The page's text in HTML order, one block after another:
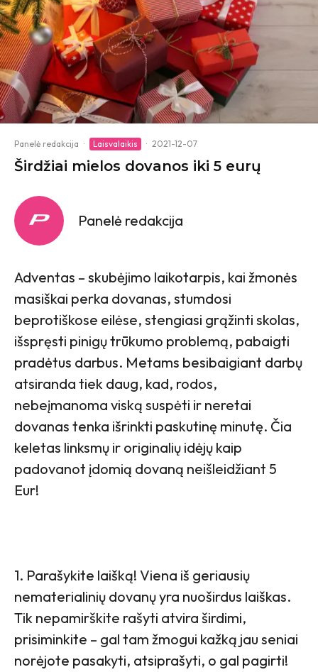
Panelė redakcija · Laisvalaikis · 2021-12-07
Širdžiai mielos dovanos iki 5 eurų
Panelė redakcija
Adventas – skubėjimo laikotarpis, kai žmonės
masiškai perka dovanas, stumdosi
beprotiškose eilėse, stengiasi grąžinti skolas,
išspręsti pinigų trūkumo problemą, pabaigti
pradėtus darbus. Metams besibaigiant darbų
atsiranda tiek daug, kad, rodos,
nebeįmanoma viską suspėti ir neretai
dovanas tenka išrinkti paskutinę minutę. Čia
keletas linksmų ir originalių idėjų kaip
padovanot įdomią dovaną neišleidžiant 5
Eur!
1. Parašykite laišką! Viena iš geriausių
nematerialinių dovanų yra nuoširdus laiškas.
Tik nepamirškite rašyti atvira širdimi,
prisiminkite – gal tam žmogui kažką jau seniai
norėjote pasakyti, atsiprašyti, o gal pagirti!